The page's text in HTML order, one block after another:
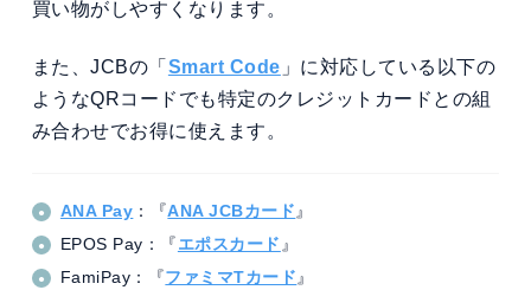
買い物がしやすくなります。
また、JCBの「 Smart Code 」に対応している以下の
ようなQRコードでも特定のクレジットカードとの組
み合わせでお得に使えます。
ANA Pay ：『ANA JCBカード 』
EPOS Pay：『エポスカード 』
FamiPay：『ファミマTカード 』